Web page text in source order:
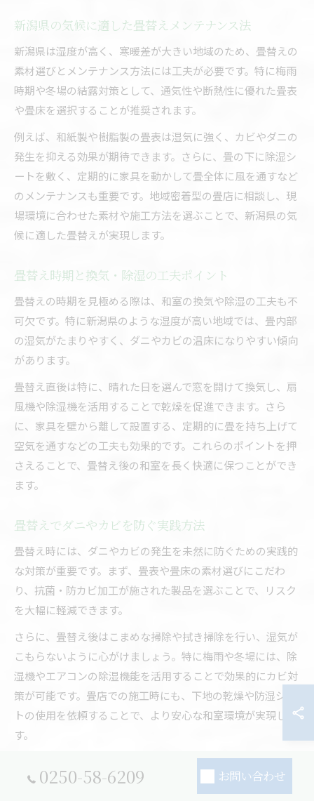
新潟県の気候に適した畳替えメンテナンス法
新潟県は湿度が高く、寒暖差が大きい地域のため、畳替えの
素材選びとメンテナンス方法には工夫が必要です。特に梅雨
時期や冬場の結露対策として、通気性や断熱性に優れた畳表
や畳床を選択することが推奨されます。
例えば、和紙製や樹脂製の畳表は湿気に強く、カビやダニの
発生を抑える効果が期待できます。さらに、畳の下に除湿シ
ートを敷く、定期的に家具を動かして畳全体に風を通すなど
のメンテナンスも重要です。地域密着型の畳店に相談し、現
場環境に合わせた素材や施工方法を選ぶことで、新潟県の気
候に適した畳替えが実現します。
畳替え時期と換気・除湿の工夫ポイント
畳替えの時期を見極める際は、和室の換気や除湿の工夫も不
可欠です。特に新潟県のような湿度が高い地域では、畳内部
の湿気がたまりやすく、ダニやカビの温床になりやすい傾向
があります。
畳替え直後は特に、晴れた日を選んで窓を開けて換気し、扇
風機や除湿機を活用することで乾燥を促進できます。さら
に、家具を壁から離して設置する、定期的に畳を持ち上げて
空気を通すなどの工夫も効果的です。これらのポイントを押
さえることで、畳替え後の和室を長く快適に保つことができ
ます。
畳替えでダニやカビを防ぐ実践方法
畳替え時には、ダニやカビの発生を未然に防ぐための実践的
な対策が重要です。まず、畳表や畳床の素材選びにこだわ
り、抗菌・防カビ加工が施された製品を選ぶことで、リスク
を大幅に軽減できます。
さらに、畳替え後はこまめな掃除や拭き掃除を行い、湿気が
こもらないように心がけましょう。特に梅雨や冬場には、除
湿機やエアコンの除湿機能を活用することで効果的にカビ対
策が可能です。畳店での施工時にも、下地の乾燥や防湿シー
トの使用を依頼することで、より安心な和室環境が実現しま
す。
畳替え時期に併せた和室の空間管理術
0250-58-6209 お問い合わせ